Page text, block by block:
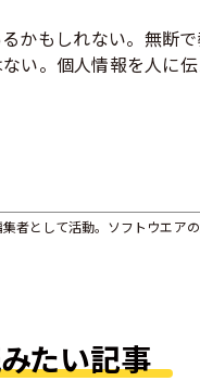
かもしれない。無断
い。個人情報を人に
者として活動。ソフトウエア
たい記事